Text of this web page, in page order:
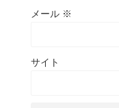
メール ※
サイト